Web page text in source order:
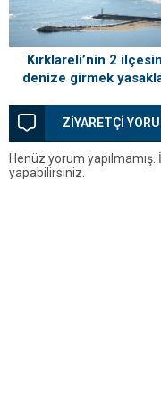
Kırklareli’nin 2
denize girmek
ZİYARETÇİ
Henüz yorum yapılmamış.
yapabilirsiniz.